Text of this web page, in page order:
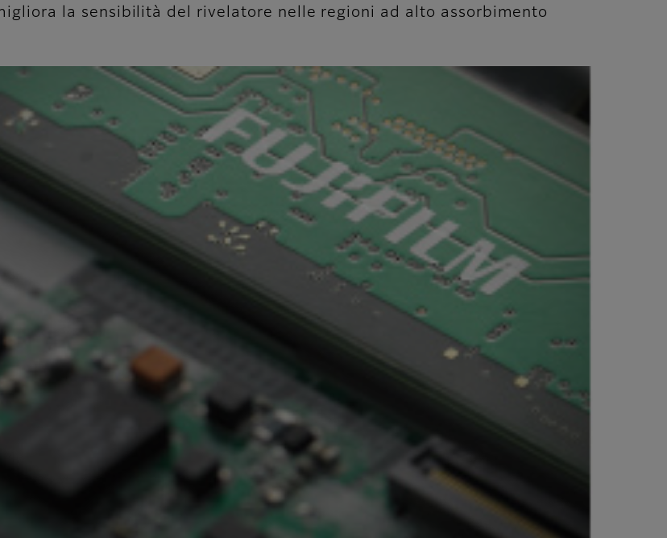
la sensibilità del rivelatore nelle regioni ad alto assorbimento